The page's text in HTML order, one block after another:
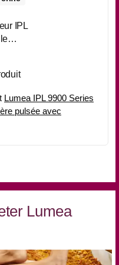
IPL
Pour
au-
Lumea IPL 9900 Series
pulsée avec
Lumea